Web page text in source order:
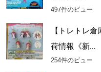
497件のビュー
【トレトレ
荷情報《新...
254件のビュー